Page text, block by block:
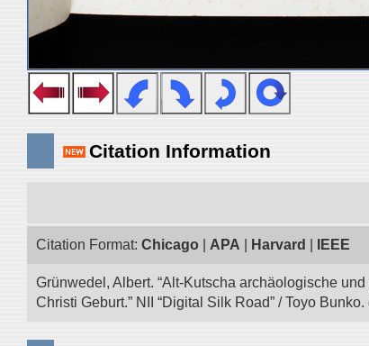
Citation Information
Citation Format: Chicago APA Harvard IEEE
Grünwedel, Albert. “Alt-Kutscha archäologische
Christi Geburt.” NII “Digital Silk Road” / Toyo